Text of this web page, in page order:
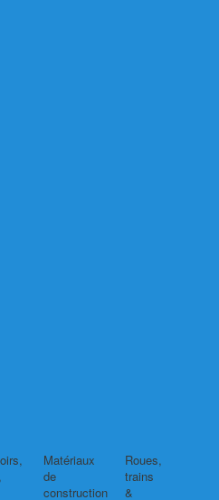
Matériaux
de
construction
Roues,
trains
&